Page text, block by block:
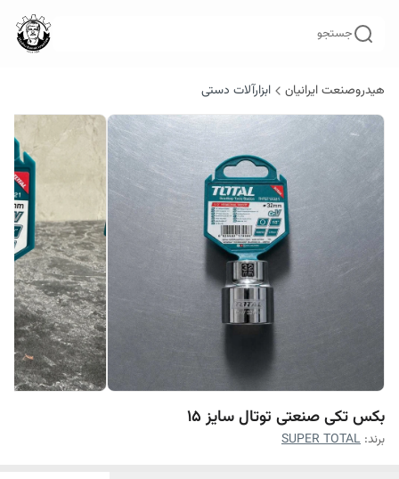
جستجو
هیدروصنعت ایرانیان ابزارآلات دستی
بکس تکی صنعتی توتال سایز 15
برند: SUPER TOTAL